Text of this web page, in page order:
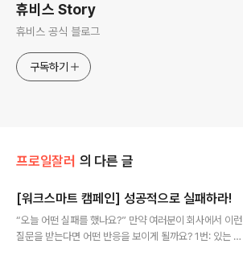
휴비스 Story
휴비스 공식 블로그
구독하기
프로일잘러 의 다른 글
[워크스마트 캠페인] 성공적으로 실패하라!
“오늘 어떤 실패를 했나요?” 만약 여러분이 회사에서 이런
질문을 받는다면 어떤 반응을 보이게 될까요? 1번: 있는 그